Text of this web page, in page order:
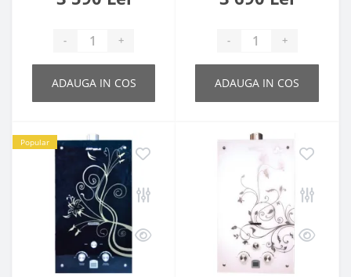
- +
ADAUGA IN COS
- +
ADAUGA IN COS
Popular